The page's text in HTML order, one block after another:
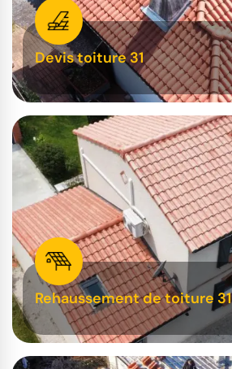
Devis toiture 31
Rehaussement de toiture 31